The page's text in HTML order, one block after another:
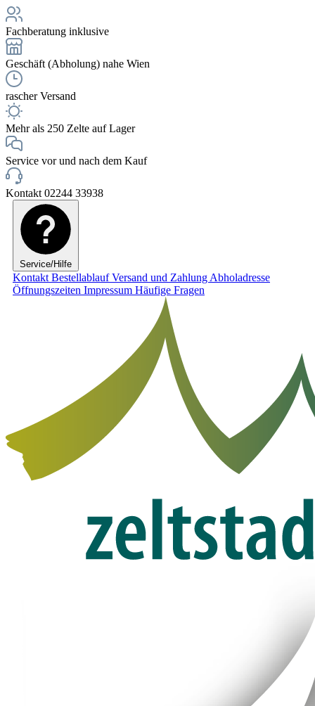
Fachberatung inklusive
Geschäft (Abholung) nahe Wien
rascher Versand
Mehr als 250 Zelte auf Lager
Service vor und nach dem Kauf
Kontakt 02244 33938
Service/Hilfe
Kontakt BestellablaufVersand und Zahlung Abholadresse
Öffnungszeiten Impressum Häufige Fragen